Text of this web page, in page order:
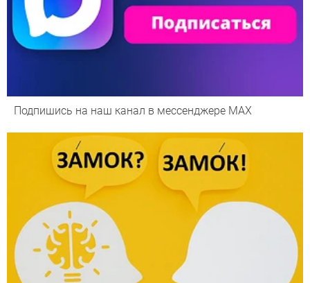
Подпишись на наш канал в мессенджере МАХ